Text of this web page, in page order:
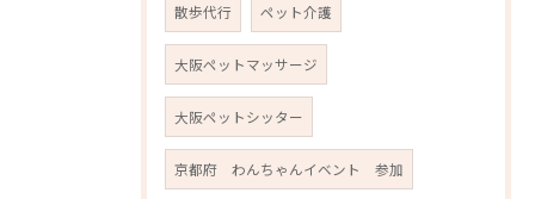
散歩代行 ペット介護
大阪ペットマッサージ
大阪ペットシッター
京都府 わんちゃんイベント 参加